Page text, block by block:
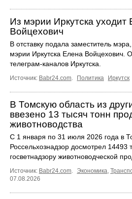
Из мэрии Иркутска уходит
Войцехович
В отставку подала заместитель
мэрии Иркутска Елена Войцехович.
телеграм‑каналов Иркутска.
Источник: Babr24.com. Политика Иркутск
В Томскую область из
ввезено 13 тысяч тонн
животноводства
С 1 января по 31 июля 2026 года в
Россельхознадзор досмотрел 14493
госветнадзору животноводческой
Источник: Babr24.com. Экономика,
07.08.2026